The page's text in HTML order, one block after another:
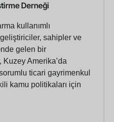
Derneği
kullanımlı
sahipler ve
gelen bir
Amerika’da
ticari gayrimenkul
kamu politikaları için